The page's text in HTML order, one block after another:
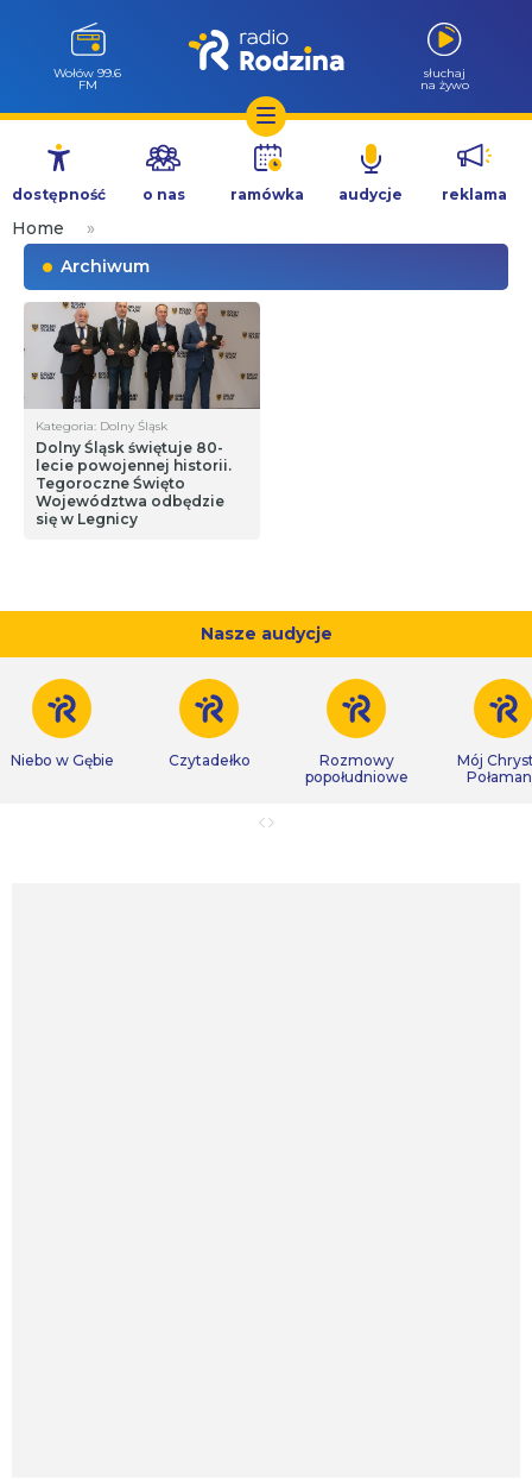
Przejdź
treści
Wołów 99.6
FM
słuchaj
na żywo
dostępność o nas ramówka audycje reklama
Home
»
Archiwum
Kategoria: Dolny Śląsk
Dolny Śląsk świętuje 80-
lecie powojennej historii.
Tegoroczne Święto
Województwa odbędzie
się w Legnicy
Nasze audycje
Niebo w Gębie Czytadełko
Rozmowy
popołudniowe
Mój